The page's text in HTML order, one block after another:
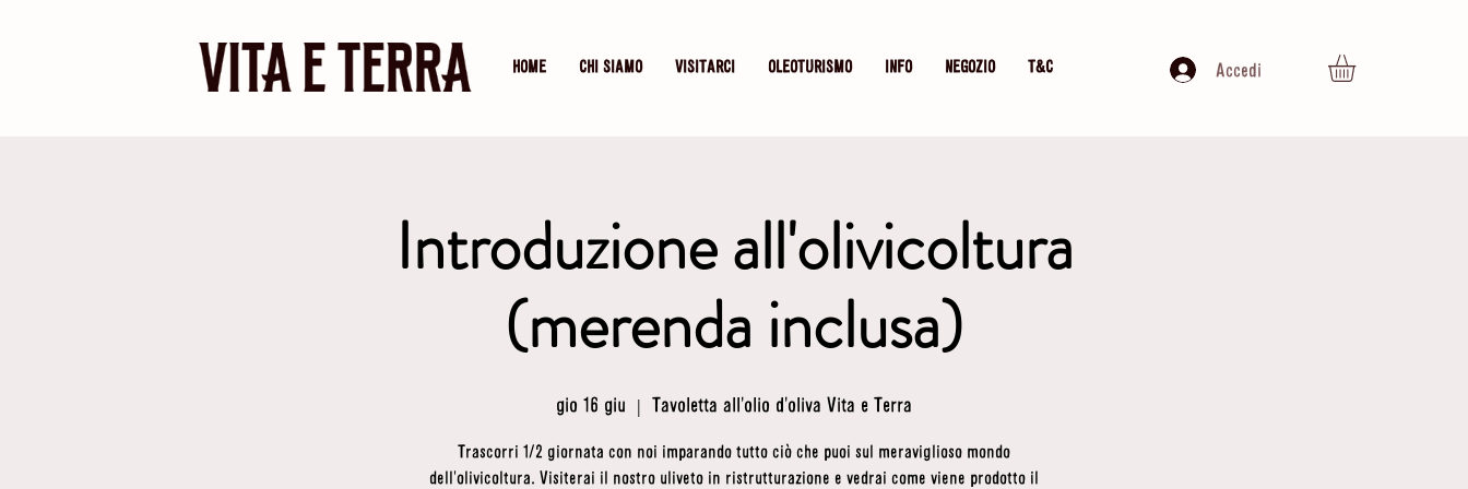
Accedi
HOME CHI SIAMO VISITARCI OLEOTURISMO INFO NEGOZIO T&C
Introduzione all'olivicoltura
(merenda inclusa)
gio 16 giu
  |
Tavoletta all'olio d'oliva Vita e Terra
Trascorri 1/2 giornata con noi imparando tutto ciò che puoi sul meraviglioso mondo
dell'olivicoltura. Visiterai il nostro uliveto in ristrutturazione e vedrai come viene prodotto il